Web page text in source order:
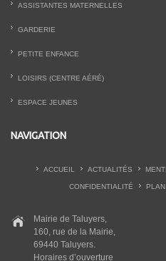
ASSISTANTES MATERNELLES
GARDERIE
PETITE ENFANCE
LOISIRS (CENTRE AÉRÉ)
ESPACE JEUNES
NAVIGATION
ACCUEIL ACTUALITÉS
CONFIDENTIALITÉ
Mairie de Taluyers,
160, rue de la Mairie,
69440 Taluyers.
Horaires d’ouverture